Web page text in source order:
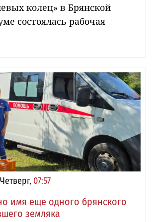
колец» в Брянской
состоялась рабочая
07:57
имя еще одного брянского
земляка